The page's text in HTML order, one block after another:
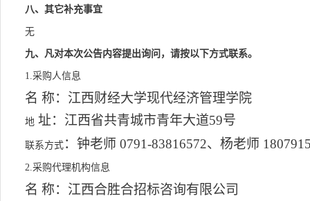
八、其它补充事宜
无
九、凡对本次公告内容提出询问，请按以下方式联系。
1.采购人信息
名 称：江西财经大学现代经济管理学院
地 址：江西省共青城市青年大道59号
联系方式 ：钟老师 0791-83816572、杨老师
2.采购代理机构信息
名 称：江西合胜合招标咨询有限公司